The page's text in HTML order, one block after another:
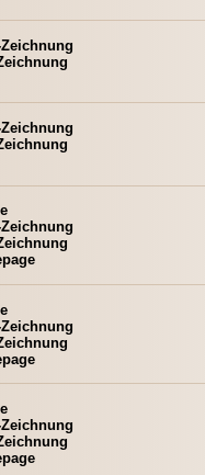
Zeichnung
Zeichnung
Zeichnung
Zeichnung
Zeichnung